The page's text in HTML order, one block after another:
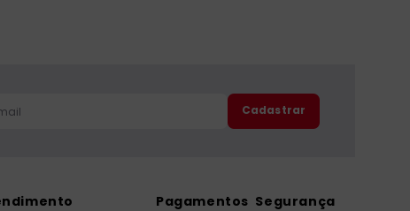
Cadastrar
Pagamentos Segurança